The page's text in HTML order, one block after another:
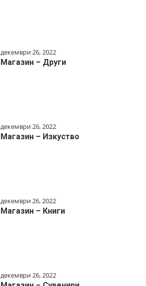
декември 26, 2022
Магазин – Други
декември 26, 2022
Магазин – Изкуство
декември 26, 2022
Магазин – Книги
декември 26, 2022